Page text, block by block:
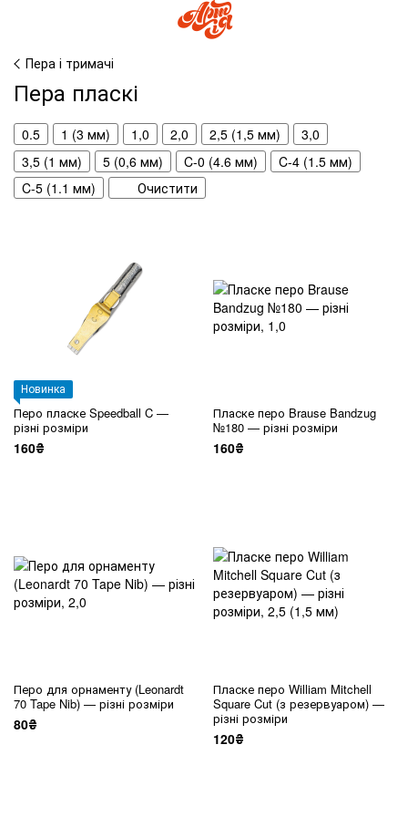
Пера і тримачі
Пера пласкі
0.5 1 (3 мм) 1,0 2,0 2,5 (1,5 мм)
3,0
3,5 (1 мм)
5 (0,6 мм) C-0 (4.6 мм)
C-4 (1.5 мм)
C-5 (1.1 мм)
Очистити
Новинка
Перо пласке Speedball C —
різні розміри
160₴
Пласке перо Brause Bandzug
№180 — різні розміри
160₴
Перо для орнаменту (Leonardt
70 Tape Nib) — різні розміри
80₴
Пласке перо William Mitchell
Square Cut (з резервуаром) —
різні розміри
120₴